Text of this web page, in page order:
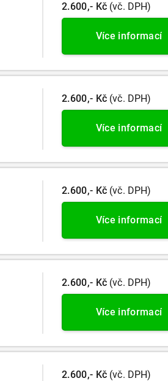
2.600,- Kč (vč. DPH)
Více informací
2.600,- Kč (vč. DPH)
Více informací
2.600,- Kč (vč. DPH)
Více informací
2.600,- Kč (vč. DPH)
Více informací
2.600,- Kč (vč. DPH)